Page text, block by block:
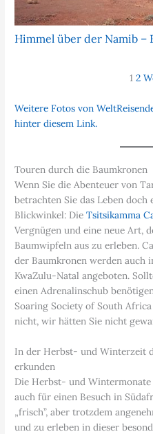
1 2
Weitere Fotos von
hinter diesem Link.
Touren durch die Baumkronen
Wenn Sie die Abenteuer von
betrachten Sie das Leben doch
Blickwinkel: DieTsitsikamma
Vergnügen und eine neue Art,
Baumwipfeln aus zu erleben.
der Baumkronen werden auch
KwaZulu-Natal angeboten.
einen Adrenalinschub
Soaring Society of South
nicht, wir hätten Sie nicht
In der Herbst- und Winterzeit
erkunden
Die Herbst- und
auch für einen Besuch in
„frisch”, aber trotzdem
und zu erleben in dieser